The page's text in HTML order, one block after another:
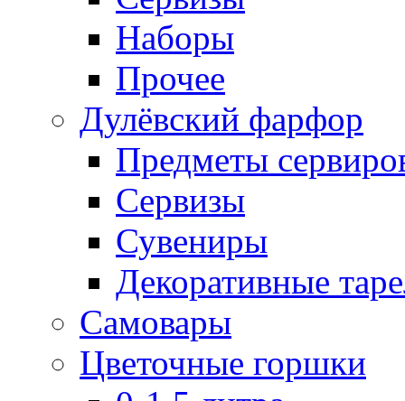
Наборы
Прочее
Дулёвский фарфор
Предметы
Сервизы
Сувениры
Декоративные
Самовары
Цветочные горшки